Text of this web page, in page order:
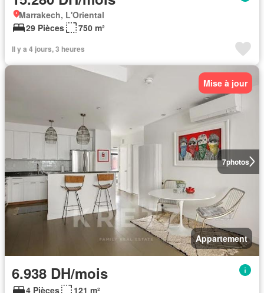
Marrakech, L'Oriental
29 Pièces
750 m²
Il y a 4 jours, 3 heures
7photos
Mise à jour
Appartement
6.938 DH/mois
4 Pièces
121 m²